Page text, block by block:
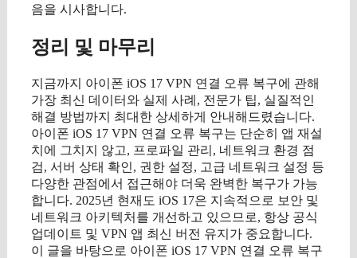
음을 시사합니다.
정리 및 마무리
지금까지 아이폰 iOS 17 VPN 연결 오류 복구에 관해
가장 최신 데이터와 실제 사례, 전문가 팁, 실질적인
해결 방법까지 최대한 상세하게 안내해드렸습니다.
아이폰 iOS 17 VPN 연결 오류 복구는 단순히 앱 재설
치에 그치지 않고, 프로파일 관리, 네트워크 환경 점
검, 서버 상태 확인, 권한 설정, 고급 네트워크 설정 등
다양한 관점에서 접근해야 더욱 완벽한 복구가 가능
합니다. 2025년 현재도 iOS 17은 지속적으로 보안 및
네트워크 아키텍처를 개선하고 있으므로, 항상 공식
업데이트 및 VPN 앱 최신 버전 유지가 중요합니다.
이 글을 바탕으로 아이폰 iOS 17 VPN 연결 오류 복구